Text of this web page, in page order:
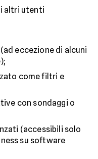
altri utenti
eccezione di alcuni
come filtri e
con sondaggi o
(accessibili solo
su software